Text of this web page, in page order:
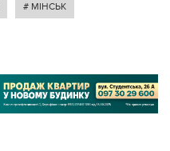
# МІНСЬК